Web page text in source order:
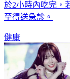
於2小時內吃完，
至得送急診。
健康